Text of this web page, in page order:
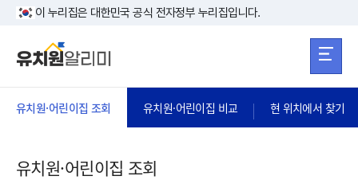
본문 바로가기
이 누리집은 대한민국 공식 전자정부 누리집입니다.
유치원·어린이집 조회 유치원·어린이집 비교 현 위치에서 찾기
유치원·어린이집 조회